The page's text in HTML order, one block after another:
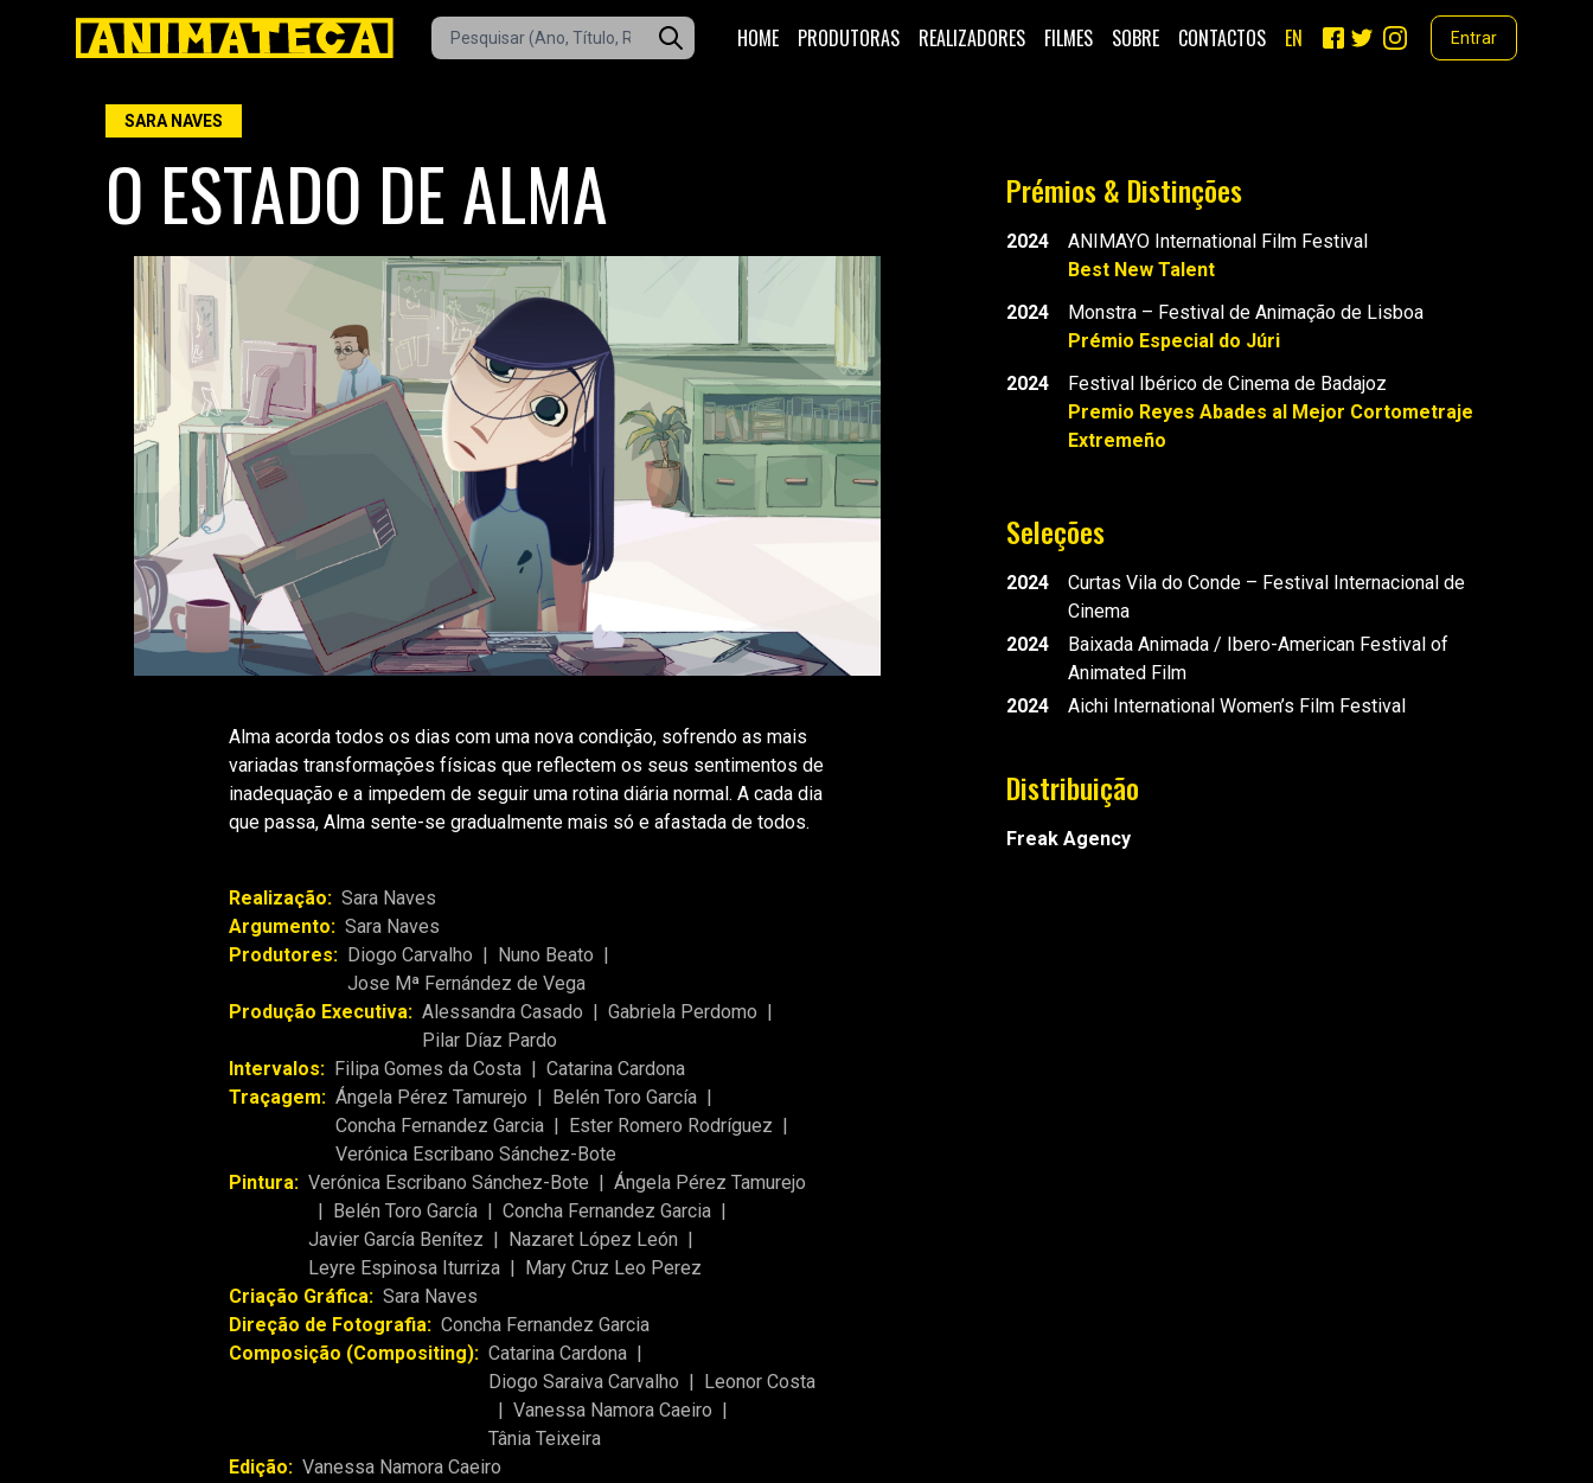
HOME PRODUTORAS REALIZADORES FILMES SOBRE CONTACTOS EN Entrar
SARA NAVES
O ESTADO DE ALMA
Alma acorda todos os dias com uma nova condição, sofrendo as mais
variadas transformações físicas que reflectem os seus sentimentos de
inadequação e a impedem de seguir uma rotina diária normal. A cada dia
que passa, Alma sente-se gradualmente mais só e afastada de todos.
Realização: Sara Naves
Argumento: Sara Naves
Produtores: Diogo Carvalho Nuno Beato
Jose Mª Fernández de Vega
Produção Executiva: Alessandra Casado Gabriela Perdomo
Pilar Díaz Pardo
Intervalos: Filipa Gomes da Costa
Catarina Cardona
Traçagem: Ángela Pérez Tamurejo Belén Toro García
Concha Fernandez Garcia
Ester Romero Rodríguez
Verónica Escribano Sánchez-Bote
Pintura: Verónica Escribano Sánchez-Bote
Ángela Pérez Tamurejo
Belén Toro García Concha Fernandez Garcia
Javier García Benítez
Nazaret López León
Leyre Espinosa Iturriza
Mary Cruz Leo Perez
Criação Gráfica: Sara Naves
Direção de Fotografia: Concha Fernandez Garcia
Composição (Compositing): Catarina Cardona
Diogo Saraiva Carvalho
Leonor Costa
Vanessa Namora Caeiro
Tânia Teixeira
Edição: Vanessa Namora Caeiro
Prémios & Distinções
2024
ANIMAYO International Film Festival
Best New Talent
2024
Monstra – Festival de Animação de Lisboa
Prémio Especial do Júri
2024
Festival Ibérico de Cinema de Badajoz
Premio Reyes Abades al Mejor Cortometraje
Extremeño
Seleções
2024
Curtas Vila do Conde – Festival Internacional de
Cinema
2024
Baixada Animada / Ibero-American Festival of
Animated Film
2024
Aichi International Women’s Film Festival
Distribuição
Freak Agency